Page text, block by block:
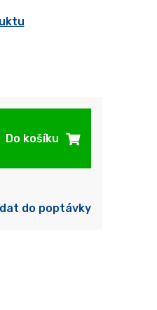
Do košíku
do poptávky